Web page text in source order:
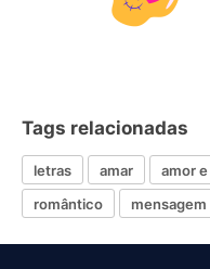
Tags relacionadas
letras amar amor
romântico
mensagem